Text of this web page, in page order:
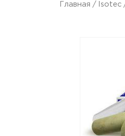
Главная / Isotec